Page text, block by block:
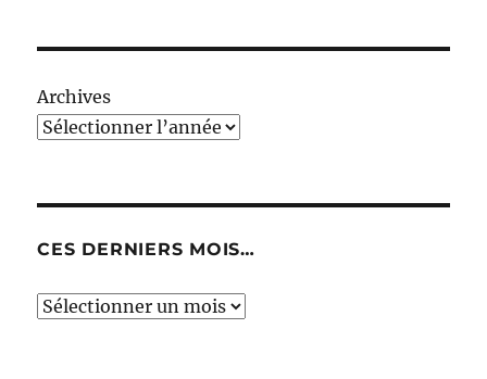
Archives
CES DERNIERS MOIS…
Ces